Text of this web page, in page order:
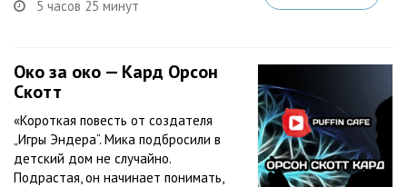
5 часов 25 минут
Око за око — Кард Орсон
Скотт
«Короткая повесть от создателя
„Игры Эндера“. Мика подбросили в
детский дом не случайно.
Подрастая, он начинает понимать,